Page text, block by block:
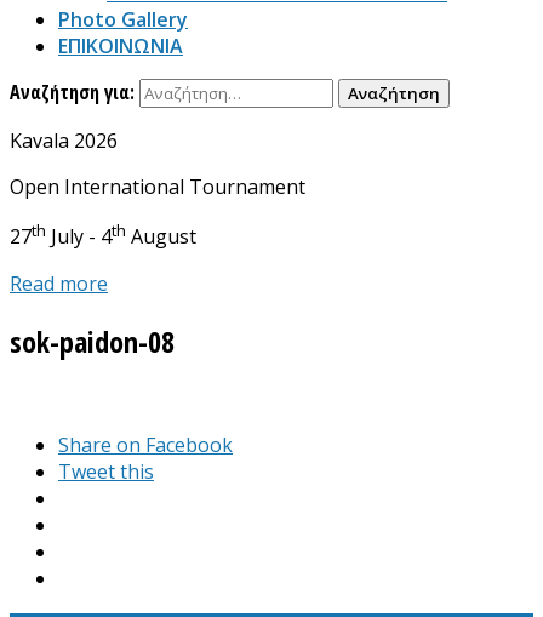
Photo Gallery
ΕΠΙΚΟΙΝΩΝΙΑ
Αναζήτηση για:
Kavala 2026
Open International Tournament
27th July - 4th August
Read more
sok-paidon-08
Share on Facebook
Tweet this